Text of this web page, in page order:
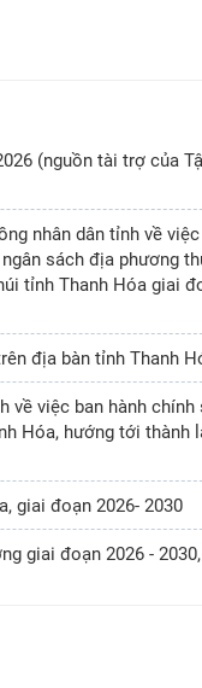
(nguồn tài trợ của
nhân dân tỉnh về
sách địa phương
tỉnh Thanh Hóa giai
địa bàn tỉnh Thanh
về việc ban hành chính
Hóa, hướng tới thành
giai đoạn 2026- 2030
giai đoạn 2026 -